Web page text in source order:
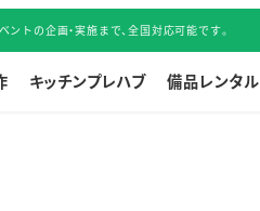
トの企画・実施まで、全国対応可能です。
キッチンプレハブ 備品レンタル